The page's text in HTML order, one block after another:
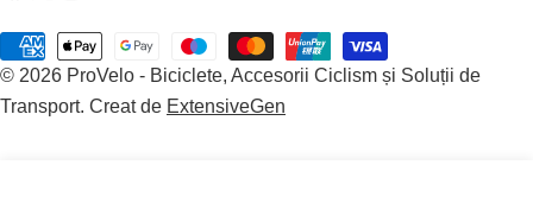
© 2026 ProVelo - Biciclete, Accesorii Ciclism și Soluții de
Transport. Creat de ExtensiveGen
Metode
de
plata